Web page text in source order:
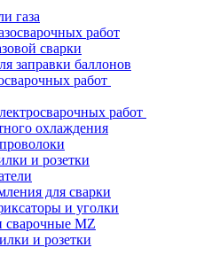
газа
работ
сварки
заправки баллонов
работ
работ
охлаждения
и розетки
для сварки
и уголки
сварочные MZ
и розетки